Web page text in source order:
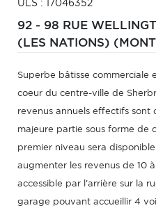
ULS : 17046352
92 - 98 RUE
(LES NATIONS)
Superbe bâtisse commerciale
coeur du centre-ville de
revenus annuels effectifs sont
majeure partie sous forme de
premier niveau sera
augmenter les revenus de 10
accessible par l'arrière sur la
garage pouvant accueillir 4